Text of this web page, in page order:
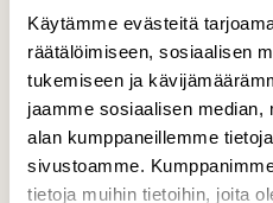
Käytämme evästeitä
räätälöimiseen, sosiaalisen
tukemiseen ja
jaamme sosiaalisen median,
alan kumppaneillemme
sivustoamme.
tietoja muihin tietoihin, joita